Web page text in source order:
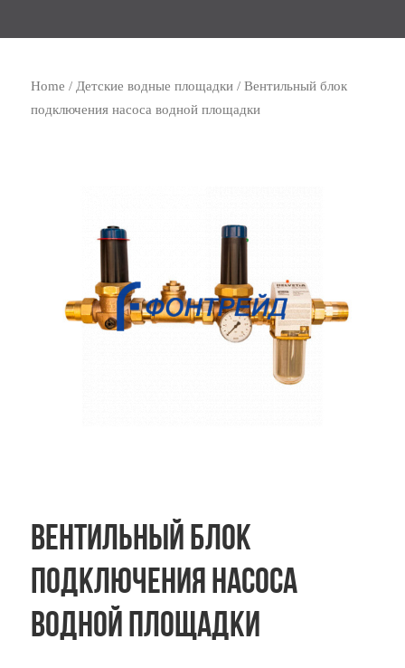
Home / Детские водные площадки / Вентильный блок
подключения насоса водной площадки
Вентильный блок
подключения насоса
водной площадки